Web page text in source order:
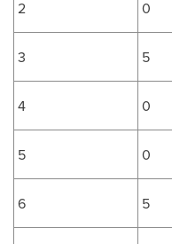
2 0
3 5
4 0
5 0
6 5